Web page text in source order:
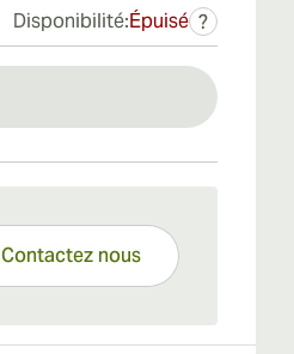
Disponibilité:Épuisé ?
Contactez nous